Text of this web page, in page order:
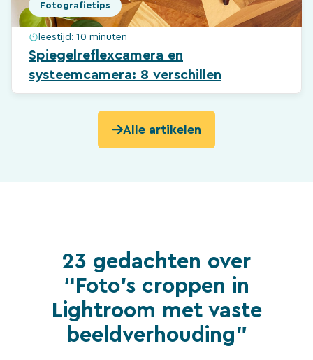
Fotografietips
leestijd: 10 minuten
Spiegelreflexcamera en
systeemcamera: 8 verschillen
Alle artikelen
23 gedachten over
“Foto’s croppen in
Lightroom met vaste
beeldverhouding”